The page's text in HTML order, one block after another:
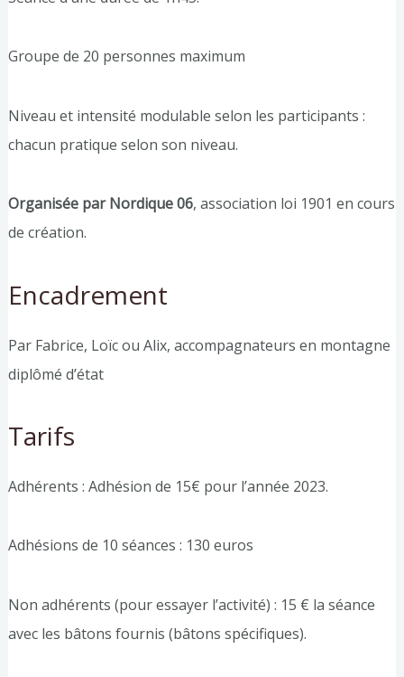
Groupe de 20 personnes maximum
Niveau et intensité modulable selon les participants :
chacun pratique selon son niveau.
Organisée par Nordique 06, association loi 1901 en cours
de création.
Encadrement
Par Fabrice, Loïc ou Alix, accompagnateurs en montagne
diplômé d’état
Tarifs
Adhérents : Adhésion de 15€ pour l’année 2023.
Adhésions de 10 séances : 130 euros
Non adhérents (pour essayer l’activité) : 15 € la séance
avec les bâtons fournis (bâtons spécifiques).